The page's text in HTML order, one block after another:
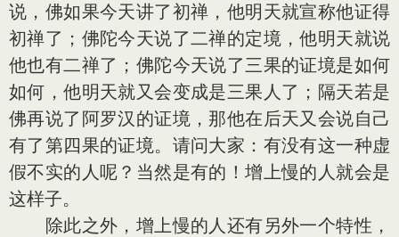
说，佛如果今天讲了初禅，他明天就宣称他证得
初禅了；佛陀今天说了二禅的定境，他明天就说
他也有二禅了；佛陀今天说了三果的证境是如何
如何，他明天就又会变成是三果人了；隔天若是
佛再说了阿罗汉的证境，那他在后天又会说自己
有了第四果的证境。请问大家：有没有这一种虚
假不实的人呢？当然是有的！增上慢的人就会是
这样子。
除此之外，增上慢的人还有另外一个特性，